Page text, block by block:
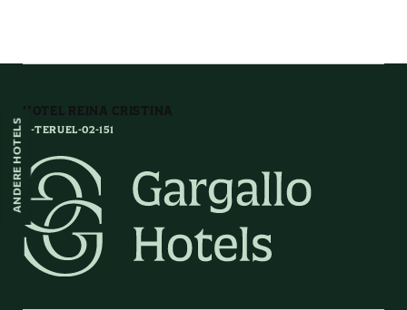
HOTEL REINA CRISTINA
H-TERUEL-02-151
ANDERE HOTELS